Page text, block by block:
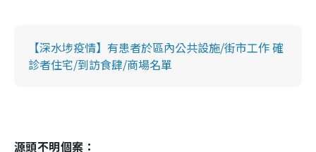
【深水埗疫情】有患者於區內公共設施/街市工作 確
診者住宅/到訪食肆/商場名單
源頭不明個案：